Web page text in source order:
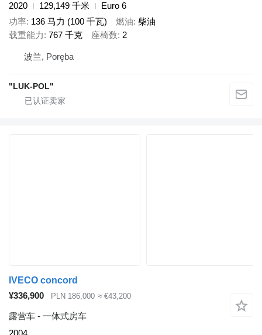
2020
129,149 千米
Euro 6
功率 136 马力 (100 千瓦) 燃油 柴油
载重能力 767 千克 座椅数 2
波兰, Poręba
"LUK-POL"
IVECO concord
¥336,900
PLN 186,000 ≈ €43,200
露营车 - 一体式房车
2004